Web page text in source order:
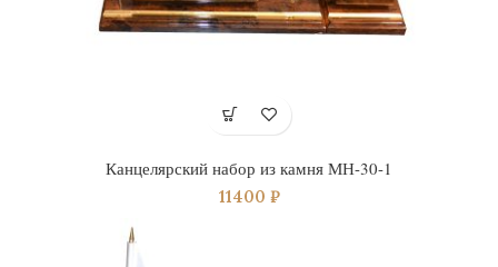
Канцелярский набор из камня МН-30-1
11400 ₽